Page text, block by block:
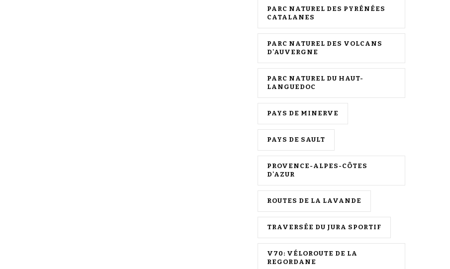
PARC NATUREL DES PYRÉNÉES
CATALANES
PARC NATUREL DES VOLCANS
D'AUVERGNE
PARC NATUREL DU HAUT-
LANGUEDOC
PAYS DE MINERVE
PAYS DE SAULT
PROVENCE-ALPES-CÔTES
D'AZUR
ROUTES DE LA LAVANDE
TRAVERSÉE DU JURA SPORTIF
V70: VÉLOROUTE DE LA
REGORDANE